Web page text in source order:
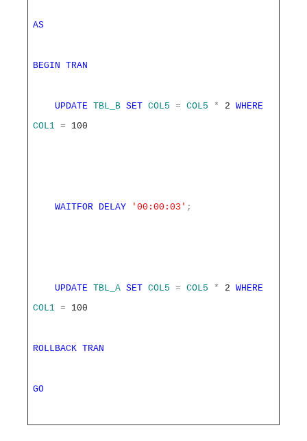
AS
BEGIN TRAN
UPDATE TBL_B SET COL5 = COL5 * 2 WHERE
COL1 = 100
WAITFOR DELAY '00:00:03' ;
UPDATE TBL_A SET COL5 = COL5 * 2 WHERE
COL1 = 100
ROLLBACK TRAN
GO